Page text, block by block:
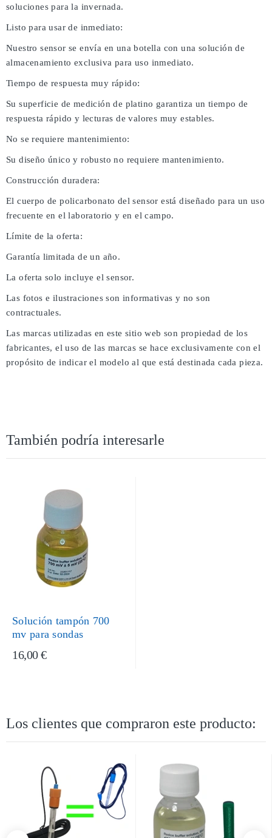
soluciones para la invernada.
Listo para usar de inmediato:
Nuestro sensor se envía en una botella con una solución de
almacenamiento exclusiva para uso inmediato.
Tiempo de respuesta muy rápido:
Su superficie de medición de platino garantiza un tiempo de
respuesta rápido y lecturas de valores muy estables.
No se requiere mantenimiento:
Su diseño único y robusto no requiere mantenimiento.
Construcción duradera:
El cuerpo de policarbonato del sensor está diseñado para un uso
frecuente en el laboratorio y en el campo.
Límite de la oferta:
Garantía limitada de un año.
La oferta solo incluye el sensor.
Las fotos e ilustraciones son informativas y no son
contractuales.
Las marcas utilizadas en este sitio web son propiedad de los
fabricantes, el uso de las marcas se hace exclusivamente con el
propósito de indicar el modelo al que está destinada cada pieza.
También podría interesarle
Solución tampón 700
mv para sondas
16,00 €
Los clientes que compraron este producto: